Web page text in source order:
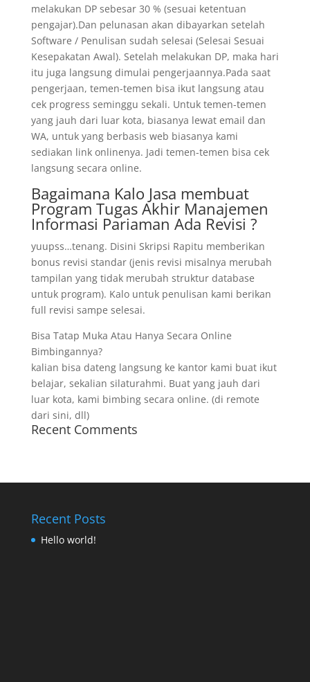
melakukan DP sebesar 30 % (sesuai ketentuan
pengajar).Dan pelunasan akan dibayarkan setelah
Software / Penulisan sudah selesai (Selesai Sesuai
Kesepakatan Awal). Setelah melakukan DP, maka hari
itu juga langsung dimulai pengerjaannya.Pada saat
pengerjaan, temen-temen bisa ikut langsung atau
cek progress seminggu sekali. Untuk temen-temen
yang jauh dari luar kota, biasanya lewat email dan
WA, untuk yang berbasis web biasanya kami
sediakan link onlinenya. Jadi temen-temen bisa cek
langsung secara online.
Bagaimana Kalo Jasa membuat
Program Tugas Akhir Manajemen
Informasi Pariaman Ada Revisi ?
yuupss…tenang. Disini Skripsi Rapitu memberikan
bonus revisi standar (jenis revisi misalnya merubah
tampilan yang tidak merubah struktur database
untuk program). Kalo untuk penulisan kami berikan
full revisi sampe selesai.
Bisa Tatap Muka Atau Hanya Secara Online
Bimbingannya?
kalian bisa dateng langsung ke kantor kami buat ikut
belajar, sekalian silaturahmi. Buat yang jauh dari
luar kota, kami bimbing secara online. (di remote
dari sini, dll)
Recent Comments
Recent Posts
Hello world!